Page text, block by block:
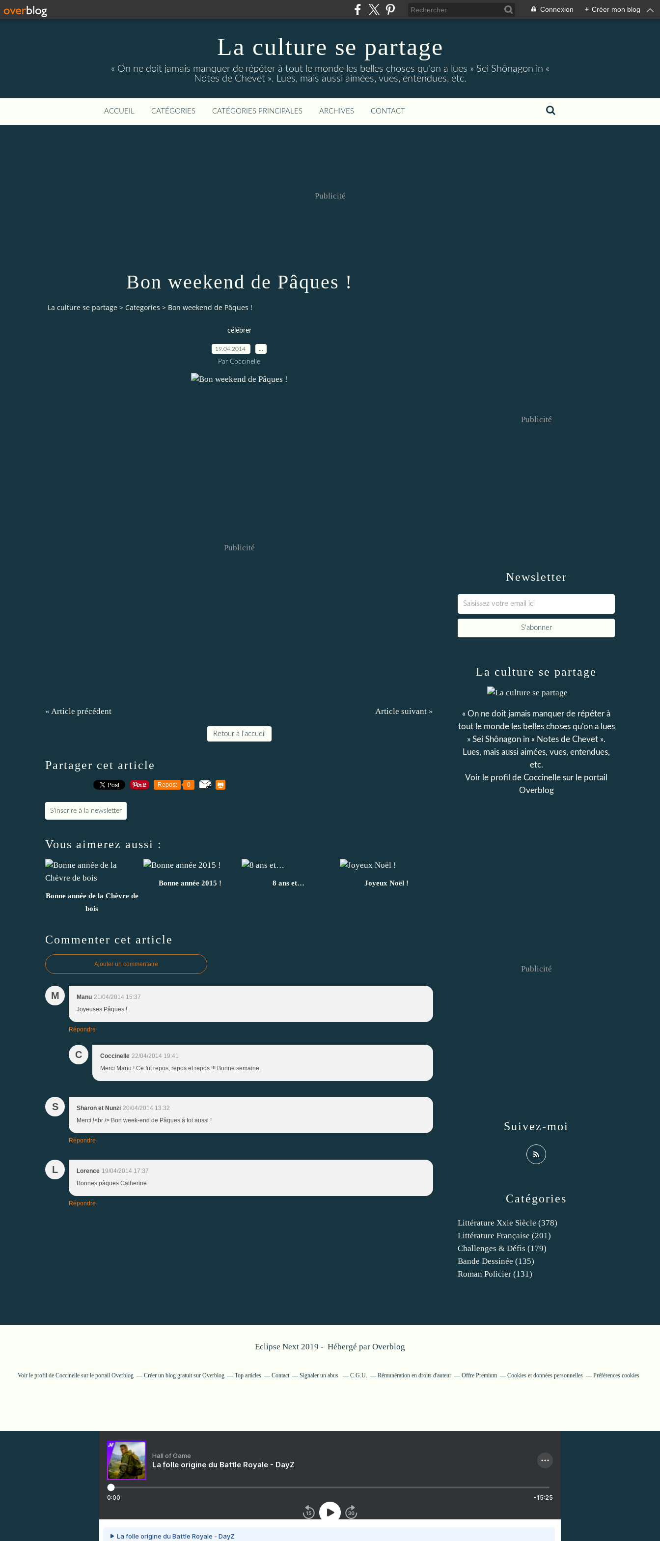
Connexion + Créer mon blog
La culture se partage
« On ne doit jamais manquer de répéter à tout le monde les belles choses qu'on a lues » Sei Shônagon in «
Notes de Chevet ». Lues, mais aussi aimées, vues, entendues, etc.
ACCUEIL CATÉGORIES CATÉGORIES PRINCIPALES ARCHIVES CONTACT
Publicité
Bon weekend de Pâques !
La culture se partage > Categories > Bon weekend de Pâques !
célébrer
19.04.2014
Par Coccinelle
Publicité
« Article précédent Article suivant »
Retour à l'accueil
Partager cet article
Repost 0
S'inscrire à la newsletter
Vous aimerez aussi :
Bonne année de la Chèvre de
bois
Bonne année 2015 ! 8 ans et… Joyeux Noël !
Commenter cet article
Ajouter un commentaire
M Manu 21/04/2014 15:37
Joyeuses Pâques !
Répondre
C Coccinelle 22/04/2014 19:41
Merci Manu ! Ce fut repos, repos et repos !!! Bonne semaine.
S Sharon et Nunzi 20/04/2014 13:32
Merci !<br /> Bon week-end de Pâques à toi aussi !
Répondre
L Lorence 19/04/2014 17:37
Bonnes pâques Catherine
Répondre
Newsletter
Publicité
Catégories
Littérature Xxie Siècle (378)
Littérature Française (201)
Challenges & Défis (179)
Bande Dessinée (135)
Roman Policier (131)
La culture se partage
« On ne doit jamais manquer de répéter à
tout le monde les belles choses qu'on a lues
» Sei Shônagon in « Notes de Chevet ».
Lues, mais aussi aimées, vues, entendues,
etc.
Voir le profil de Coccinelle sur le portail
Overblog
Suivez-moi
Publicité
Eclipse Next 2019 - Hébergé par Overblog
Voir le profil de Coccinelle sur le portail Overblog Créer un blog gratuit sur Overblog Top articles Contact Signaler un abus C.G.U. Rémunération en droits d'auteur Offre Premium Cookies et données personnelles Préférences cookies
Hall of Game
La folle origine du Battle Royale - DayZ
0:00 -15:25
La folle origine du Battle Royale - DayZ